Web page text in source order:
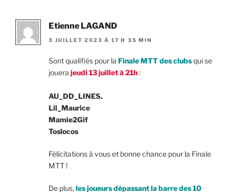
Etienne LAGAND
3 JUILLET 2023 À 17 H 35 MIN
Sont qualifiés pour la Finale MTT des clubsqui se
jouera jeudi 13 juillet à 21h:
AU_DD_LINES.
Lil_Maurice
Mamie2Gif
Toslocos
Félicitations à vous et bonne chance pour la Finale
MTT !
De plus,les joueurs dépassant la barre des 10